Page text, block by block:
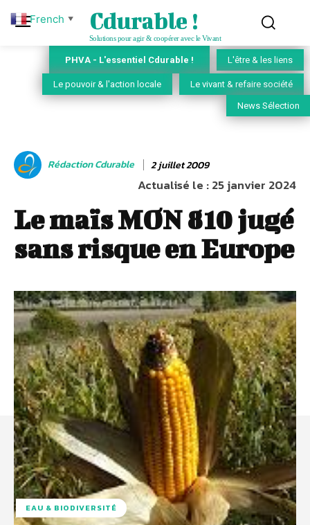
Cdurable !
Solutions pour agir & coopérer avec le Vivant
PHVA - L'essentiel Cdurable ! L'être & les liens
Le pouvoir & l'action locale Le vivant & refaire société
News Sélection
Rédaction Cdurable 2 juillet 2009
Actualisé le :25 janvier 2024
Le maïs MON 810 jugé
sans risque en Europe
EAU & BIODIVERSITÉ
French ▼